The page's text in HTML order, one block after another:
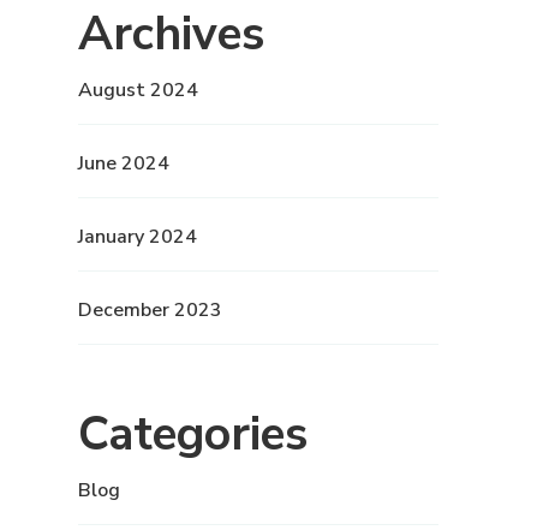
Archives
August 2024
June 2024
January 2024
December 2023
Categories
Blog